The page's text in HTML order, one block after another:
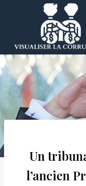
Un
l’ancien